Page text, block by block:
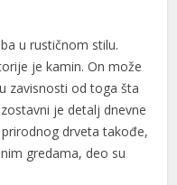
u rustičnom stilu.
je kamin. On može
zavisnosti od toga šta
je detalj dnevne
drveta takođe,
gredama, deo su